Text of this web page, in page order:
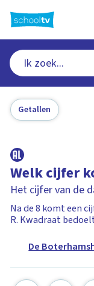
naar
hoofdinhoud
Getallen
Welk cijfer
Het cijfer van de
Na de 8 komt een
R. Kwadraat
De